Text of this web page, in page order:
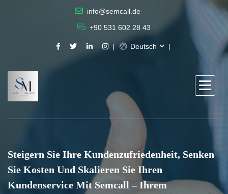
info@semcall.de
+90 531 602 28 43
Deutsch
Steigern Sie Ihre Kundenzufriedenheit, Senken
Sie Kosten Und Skalieren Sie Ihren
Kundenservice Mit Semcall – Ihrem